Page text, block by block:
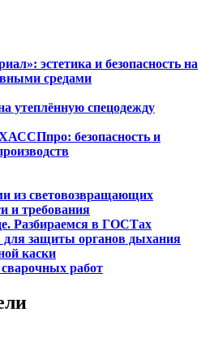
эстетика и безопасность на
средами
утеплённую спецодежду
безопасность и
из световозвращающих
и требования
Разбираемся в ГОСТах
защиты органов дыхания
каски
работ